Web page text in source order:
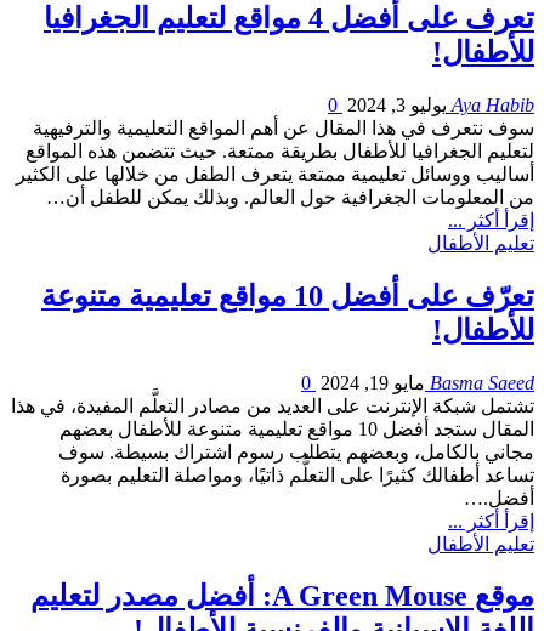
تعرف على أفضل 4 مواقع لتعليم الجغرافيا
للأطفال!
Aya Habib يوليو 3, 2024
سوف نتعرف في هذا المقال عن أهم المواقع التعليمية والترفيهية
لتعليم الجغرافيا للأطفال بطريقة ممتعة. حيث تتضمن هذه المواقع
أساليب ووسائل تعليمية ممتعة يتعرف الطفل من خلالها على الكثير
من المعلومات الجغرافية حول العالم. وبذلك يمكن للطفل أن…
إقرأ أكثر ...
تعليم الأطفال
تعرّف على أفضل 10 مواقع تعليمية متنوعة
للأطفال!
Basma Saeed مايو 19, 2024
تشتمل شبكة الإنترنت على العديد من مصادر التعلَّم المفيدة، في هذا
المقال ستجد أفضل 10 مواقع تعليمية متنوعة للأطفال بعضهم
مجاني بالكامل، وبعضهم يتطلب رسوم اشتراك بسيطة. سوف
تساعد أطفالك كثيرًا على التعلُّم ذاتيًا، ومواصلة التعليم بصورة
أفضل.…
إقرأ أكثر ...
تعليم الأطفال
موقع A Green Mouse: أفضل مصدر لتعليم